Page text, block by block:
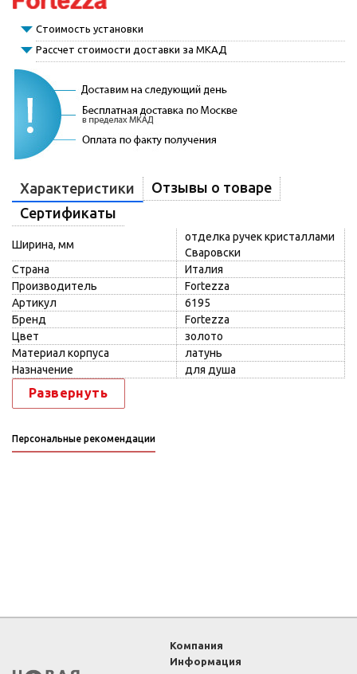
Стоимость установки
Рассчет стоимости доставки за МКАД
Характеристики
Отзывы о товаре
Сертификаты
Ширина, мм
отделка ручек кристаллами
Сваровски
Страна
Италия
Производитель
Fortezza
Артикул
6195
Бренд
Fortezza
Цвет
золото
Материал корпуса
латунь
Назначение
для душа
Развернуть
Персональные рекомендации
Компания
Информация